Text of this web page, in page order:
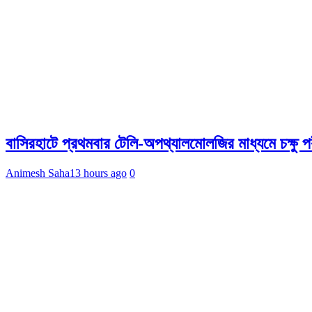
বাসিরহাটে প্রথমবার টেলি-অপথ্যালমোলজির মাধ্যমে চক্ষু
Animesh Saha13 hours ago 0